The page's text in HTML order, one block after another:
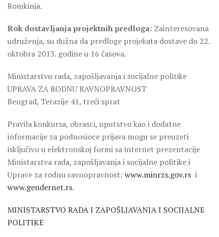
Romkinja.
Rok dostavljanja projektnih predloga: Zainteresovana
udruženja, su dužna da predloge projekata dostave do 22.
oktobra 2013. godine u 16 časova.
Ministarstvu rada, zapošljavanja i socijalne politike
UPRAVA ZA RODNU RAVNOPRAVNOST
Beograd, Terazije 41, treći sprat
Pravila konkursa, obrasci, uputstvo kao i dodatne
informacije za podnosioce prijava mogu se preuzeti
isključivo u elektronskoj formi sa internet prezentacije
Ministarstva rada, zapošljavanja i socijalne politike i
Uprave za rodnu ravnopravnost: www.minrzs.gov.rs i
www.gendernet.rs.
MINISTARSTVO RADA I ZAPOŠLJAVANJA I SOCIJALNE
POLITIKE